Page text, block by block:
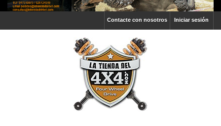
Iniciar sesión
Contacte con nosotros